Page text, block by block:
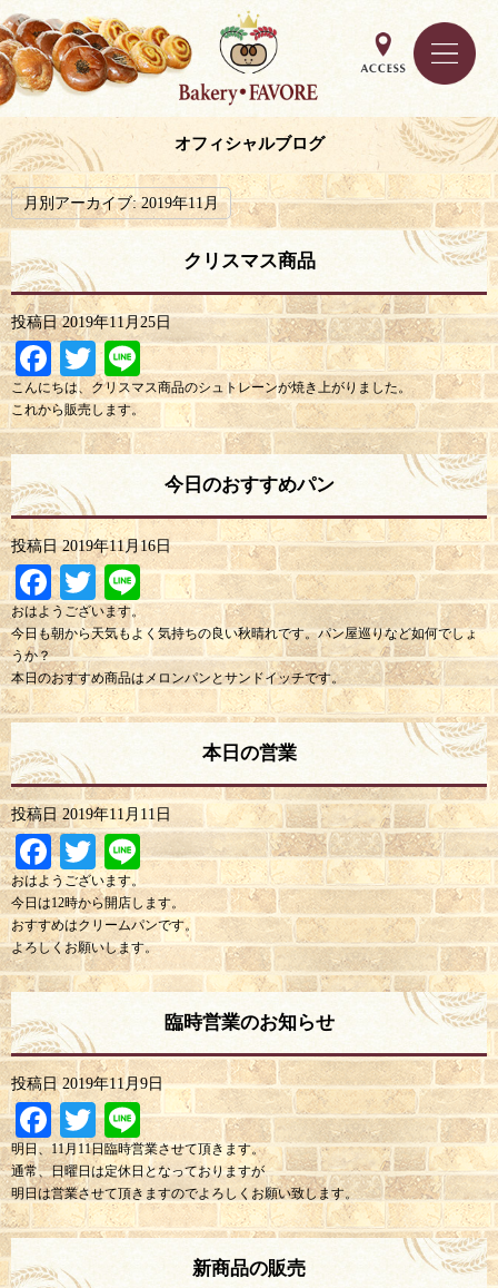
オフィシャルブログ
月別アーカイブ:2019年11月
クリスマス商品
投稿日 2019年11月25日
Facebook
Twitter
Line
こんにちは、クリスマス商品のシュトレーンが焼き上がりました。
これから販売します。
今日のおすすめパン
投稿日 2019年11月16日
Facebook
Twitter
Line
おはようございます。
今日も朝から天気もよく気持ちの良い秋晴れです。パン屋巡りなど如何でしょ
うか？
本日のおすすめ商品はメロンパンとサンドイッチです。
本日の営業
投稿日 2019年11月11日
Facebook
Twitter
Line
おはようございます。
今日は12時から開店します。
おすすめはクリームパンです。
よろしくお願いします。
臨時営業のお知らせ
投稿日 2019年11月9日
Facebook
Twitter
Line
明日、11月11日臨時営業させて頂きます。
通常、日曜日は定休日となっておりますが
明日は営業させて頂きますのでよろしくお願い致します。
新商品の販売